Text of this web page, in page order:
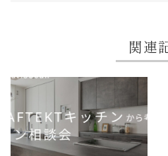
関連